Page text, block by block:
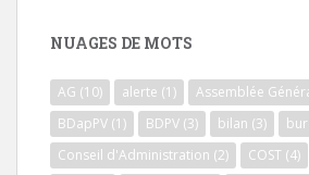
NUAGES DE MOTS
AG (10) alerte (1) Assemblée
BDapPV (1) BDPV (3) bilan (3)
Conseil d'Administration (2) COST (4)